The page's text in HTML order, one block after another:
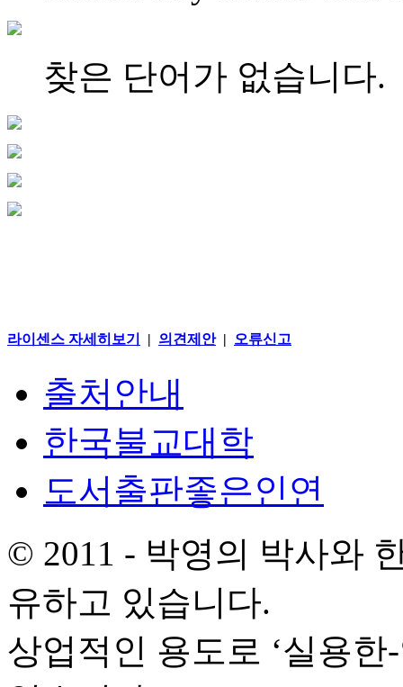
찾은 단어가 없습니다.
라이센스 자세히보기 | 의견제안| 오류신고
출처안내
한국불교대학
도서출판좋은인연
© 2011 - 박영의 박사와
유하고 있습니다.
상업적인 용도로 ‘실용